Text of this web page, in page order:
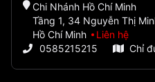
Chi Nhánh Hồ Chí Minh
Tầng 1, 34 Nguyễn Thị
Hồ Chí Minh
Liên hệ
0585215215
Chỉ